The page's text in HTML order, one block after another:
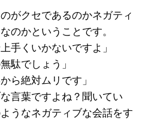
がクセであるのかネガティ
のかということです。
手くいかないですよ」
駄でしょう」
ら絶対ムリです」
言葉ですよね？聞いてい
うなネガティブな会話をす